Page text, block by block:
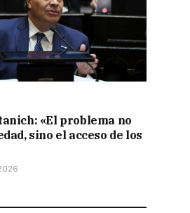
«El problema no
sino el acceso de los